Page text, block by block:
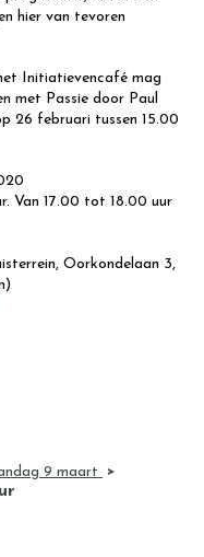
hier van tevoren
Initiatievencafé mag
met Passie door Paul
26 februari tussen 15.00
17.00 tot 18.00 uur
Oorkondelaan 3,
9 maart